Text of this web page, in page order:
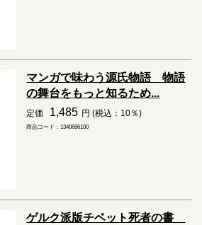
マンガで味わう源氏物語 物語
の舞台をもっと知るため...
定価 1,485 円 (税込：10％)
商品コード：1340696100
ゲルク派版チベット死者の書